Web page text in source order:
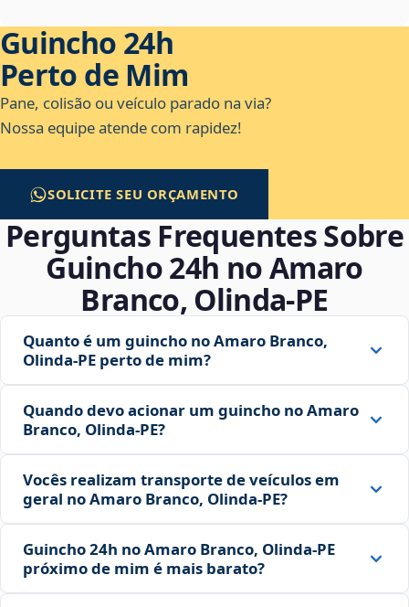
Guincho 24h
Perto de Mim
Pane, colisão ou veículo parado na via?
Nossa equipe atende com rapidez!
SOLICITE SEU ORÇAMENTO
Perguntas Frequentes Sobre
Guincho 24h no Amaro
Branco, Olinda‑PE
Quanto é um guincho no Amaro Branco,
Olinda‑PE perto de mim?
Quando devo acionar um guincho no Amaro
Branco, Olinda‑PE?
Vocês realizam transporte de veículos em
geral no Amaro Branco, Olinda‑PE?
Guincho 24h no Amaro Branco, Olinda‑PE
próximo de mim é mais barato?